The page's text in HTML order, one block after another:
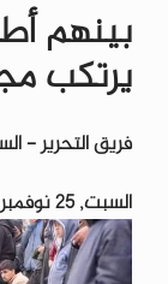
بينهم
يرتكب
فريق التحرير -
السبت, 25 نوفمبر - 2023